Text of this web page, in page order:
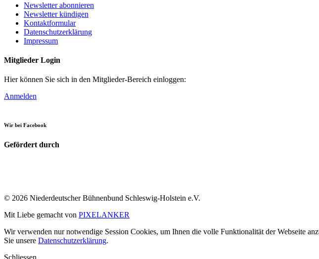
Newsletter abonnieren
Newsletter kündigen
Kontaktformular
Datenschutzerklärung
Impressum
Mitglieder Login
Hier können Sie sich in den Mitglieder-Bereich einloggen:
Anmelden
Wir bei Facebook
Gefördert durch
© 2026 Niederdeutscher Bühnenbund Schleswig-Holstein e.V.
Mit Liebe gemacht von PIXELANKER
Wir verwenden nur notwendige Session Cookies, um Ihnen die volle Funktionalität der Webseite
Sie unsere Datenschutzerklärung.
Schliessen